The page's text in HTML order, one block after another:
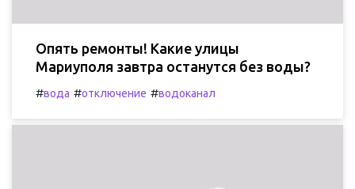
Опять ремонты! Какие улицы
Мариуполя завтра останутся без воды?
#вода #отключение #водоканал